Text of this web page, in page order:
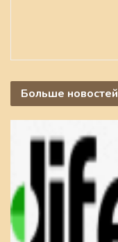
Больше новостей